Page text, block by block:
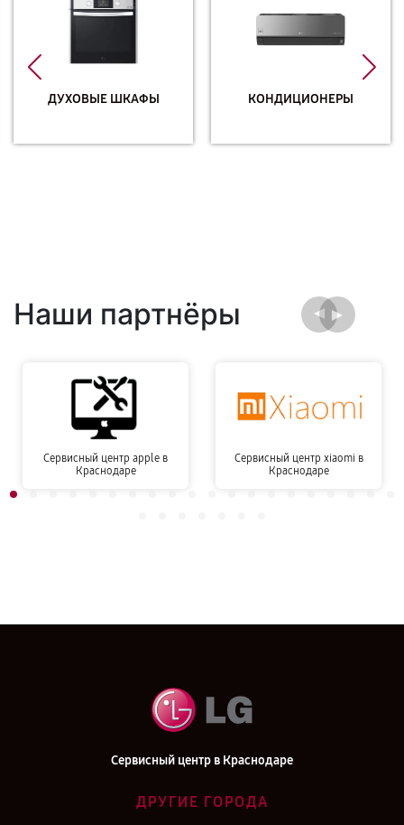
ДУХОВЫЕ ШКАФЫ КОНДИЦИОНЕРЫ
Наши партнёры
Сервисный центр apple в
Краснодаре
Сервисный центр xiaomi в
Краснодаре
Сервисный центр в Краснодаре
ДРУГИЕ ГОРОДА